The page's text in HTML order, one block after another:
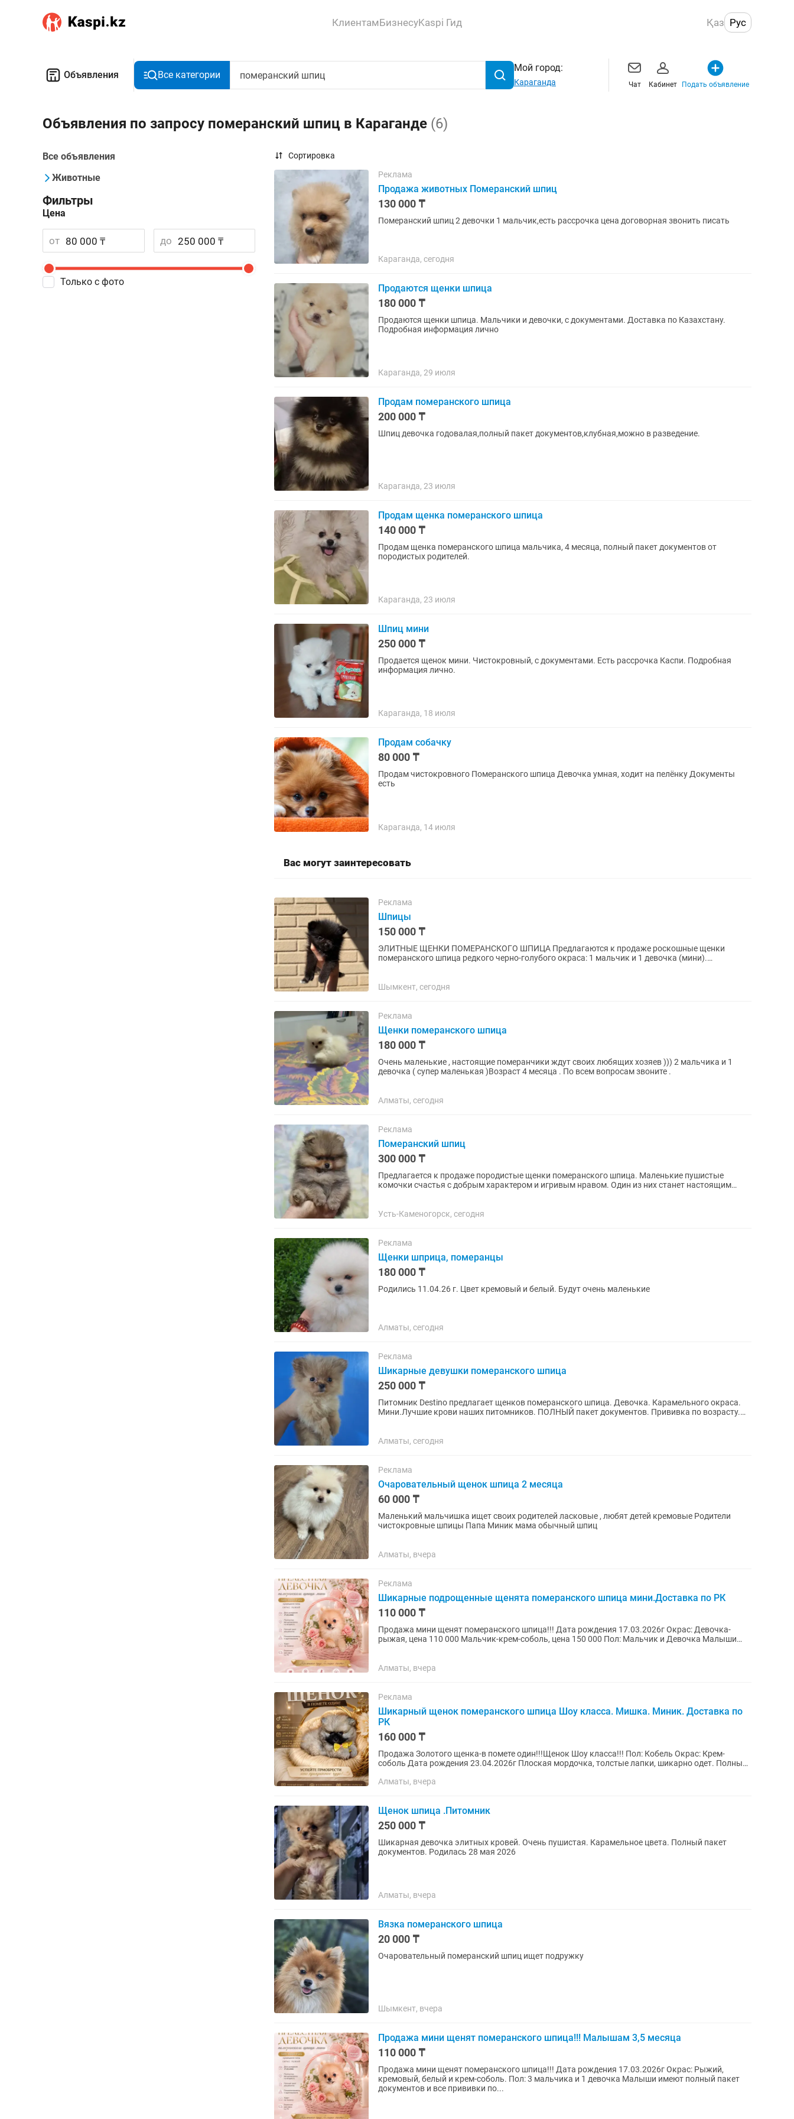
КлиентамБизнесуKaspi Гид Қаз Рус
Объявления Все категории
Мой город:
Караганда Чат Кабинет Подать объявление
Объявления по запросу померанский шпиц в Караганде (6)
Все объявления
Животные
Фильтры
Цена
от до
Только с фото
Сортировка
Реклама
Продажа животных Померанский шпиц
130 000 ₸
Померанский шпиц 2 девочки 1 мальчик,есть рассрочка цена договорная звонить писать
Караганда, сегодня
Продаются щенки шпица
180 000 ₸
Продаются щенки шпица. Мальчики и девочки, с документами. Доставка по Казахстану.
Подробная информация лично
Караганда, 29 июля
Продам померанского шпица
200 000 ₸
Шпиц девочка годовалая,полный пакет документов,клубная,можно в разведение.
Караганда, 23 июля
Продам щенка померанского шпица
140 000 ₸
Продам щенка померанского шпица мальчика, 4 месяца, полный пакет документов от
породистых родителей.
Караганда, 23 июля
Шпиц мини
250 000 ₸
Продается щенок мини. Чистокровный, с документами. Есть рассрочка Каспи. Подробная
информация лично.
Караганда, 18 июля
Продам собачку
80 000 ₸
Продам чистокровного Померанского шпица Девочка умная, ходит на пелёнку Документы
есть
Караганда, 14 июля
Вас могут заинтересовать
Реклама
Шпицы
150 000 ₸
ЭЛИТНЫЕ ЩЕНКИ ПОМЕРАНСКОГО ШПИЦА Предлагаются к продаже роскошные щенки
померанского шпица редкого черно-голубого окраса: 1 мальчик и 1 девочка (мини).
Шымкент, сегодня
Реклама
Щенки померанского шпица
180 000 ₸
Очень маленькие , настоящие померанчики ждут своих любящих хозяев ))) 2 мальчика и 1
девочка ( супер маленькая )Возраст 4 месяца . По всем вопросам звоните .
Алматы, сегодня
Реклама
Померанский шпиц
300 000 ₸
Предлагается к продаже породистые щенки померанского шпица. Маленькие пушистые
комочки счастья с добрым характером и игривым нравом. Один из них станет настоящим
Усть-Каменогорск, сегодня
Реклама
Щенки шприца, померанцы
180 000 ₸
Родились 11.04.26 г. Цвет кремовый и белый. Будут очень маленькие
Алматы, сегодня
Реклама
Шикарные девушки померанского шпица
250 000 ₸
Питомник Destino предлагает щенков померанского шпица. Девочка. Карамельного окраса.
Мини.Лучшие крови наших питомников. ПОЛНЫЙ пакет документов. Прививка по возрасту.
Алматы, сегодня
Реклама
Очаровательный щенок шпица 2 месяца
60 000 ₸
Маленький мальчишка ищет своих родителей ласковые , любят детей кремовые Родители
чистокровные шпицы Папа Миник мама обычный шпиц
Алматы, вчера
Реклама
Шикарные подрощенные щенята померанского шпица мини.Доставка по РК
110 000 ₸
Продажа мини щенят померанского шпица!!! Дата рождения 17.03.2026г Окрас: Девочка-
рыжая, цена 110 000 Мальчик-крем-соболь, цена 150 000 Пол: Мальчик и Девочка Малыши
Алматы, вчера
Реклама
Шикарный щенок померанского шпица Шоу класса. Мишка. Миник. Доставка по
РК
160 000 ₸
Продажа Золотого щенка-в помете один!!!Щенок Шоу класса!!! Пол: Кобель Окрас: Крем-
соболь Дата рождения 23.04.2026г Плоская мордочка, толстые лапки, шикарно одет. Полный
Алматы, вчера
Щенок шпица .Питомник
250 000 ₸
Шикарная девочка элитных кровей. Очень пушистая. Карамельное цвета. Полный пакет
документов. Родилась 28 мая 2026
Алматы, вчера
Вязка померанского шпица
20 000 ₸
Очаровательный померанский шпиц ищет подружку
Шымкент, вчера
Продажа мини щенят померанского шпица!!! Малышам 3,5 месяца
110 000 ₸
Продажа мини щенят померанского шпица!!! Дата рождения 17.03.2026г Окрас: Рыжий,
кремовый, белый и крем-соболь. Пол: 3 мальчика и 1 девочка Малыши имеют полный пакет
документов и все прививки по...